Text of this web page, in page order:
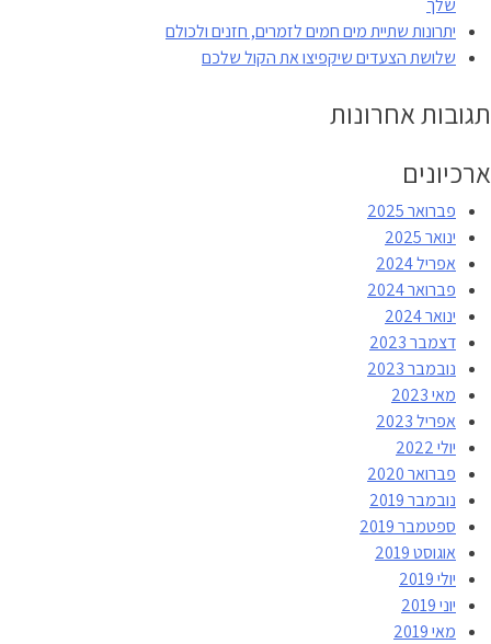
שלך
יתרונות שתיית מים חמים לזמרים, חזנים ולכולם
שלושת הצעדים שיקפיצו את הקול שלכם
תגובות אחרונות
ארכיונים
פברואר 2025
ינואר 2025
אפריל 2024
פברואר 2024
ינואר 2024
דצמבר 2023
נובמבר 2023
מאי 2023
אפריל 2023
יולי 2022
פברואר 2020
נובמבר 2019
ספטמבר 2019
אוגוסט 2019
יולי 2019
יוני 2019
מאי 2019